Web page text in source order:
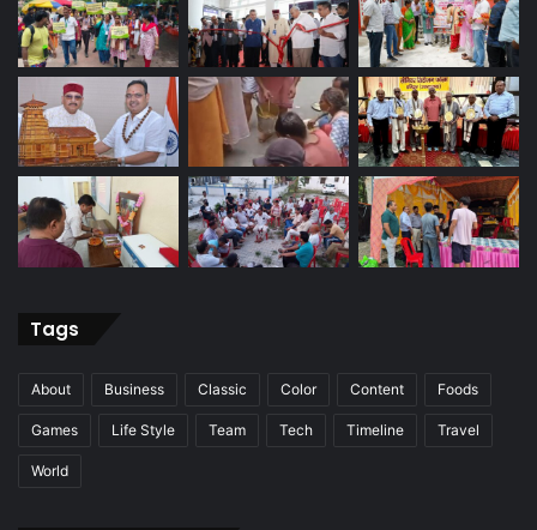
Tags
About Business Classic Color Content Foods
Games Life Style Team Tech Timeline Travel
World